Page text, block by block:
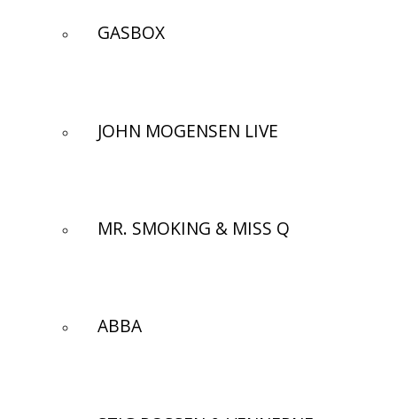
GASBOX
JOHN MOGENSEN LIVE
MR. SMOKING & MISS Q
ABBA